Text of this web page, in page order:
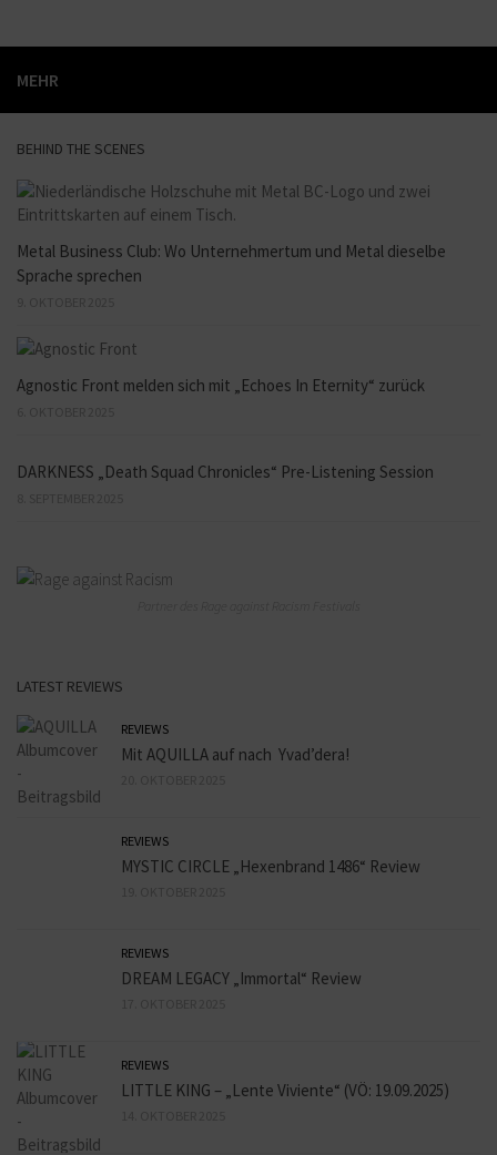
MEHR
BEHIND THE SCENES
Metal Business Club: Wo Unternehmertum und Metal dieselbe
Sprache sprechen
Agnostic Front melden sich mit „Echoes In Eternity“ zurück
DARKNESS „Death Squad Chronicles“ Pre-Listening Session
LATEST REVIEWS
REVIEWS
Mit AQUILLA auf nach Yvad’dera!
REVIEWS
MYSTIC CIRCLE „Hexenbrand 1486“ Review
REVIEWS
DREAM LEGACY „Immortal“ Review
REVIEWS
LITTLE KING – „Lente Viviente“ (VÖ: 19.09.2025)